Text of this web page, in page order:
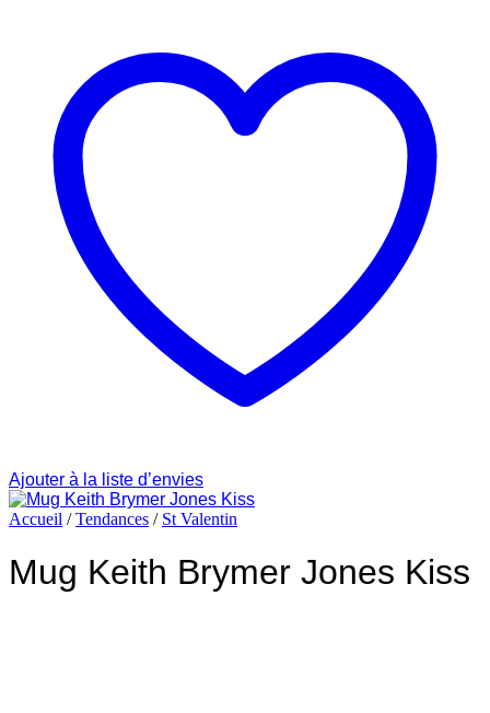
Ajouter à la liste d’envies
Accueil / Tendances / St Valentin
Mug Keith Brymer Jones Kiss